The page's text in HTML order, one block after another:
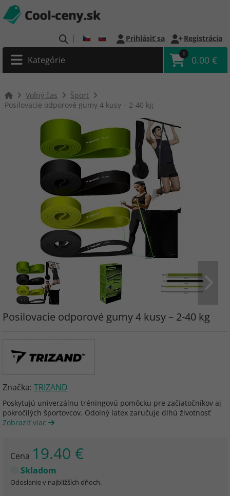
| Prihlásiť sa Registrácia
Kategórie
0
0.00 €
Voľný čas
Šport
Posilovacie odporové gumy 4 kusy – 2-40 kg
Posilovacie odporové gumy 4 kusy – 2-40 kg
Značka: TRIZAND
Poskytujú univerzálnu tréningovú pomôcku pre začiatočníkov aj
pokročilých športovcov. Odolný latex zaručuje dlhú životnosť
Zobraziť viac
Cena 19.40 €
Skladom
Odoslanie v najbližších dňoch.